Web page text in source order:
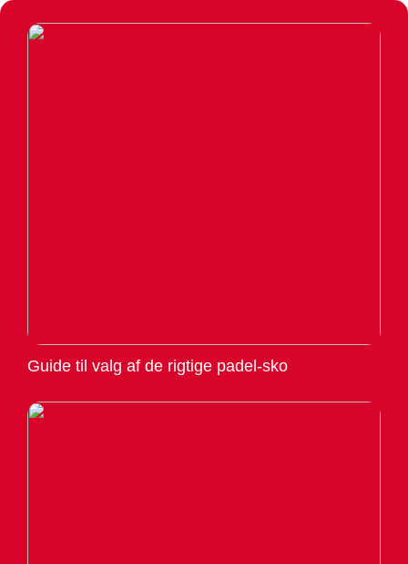
Guide til valg af de rigtige padel-sko